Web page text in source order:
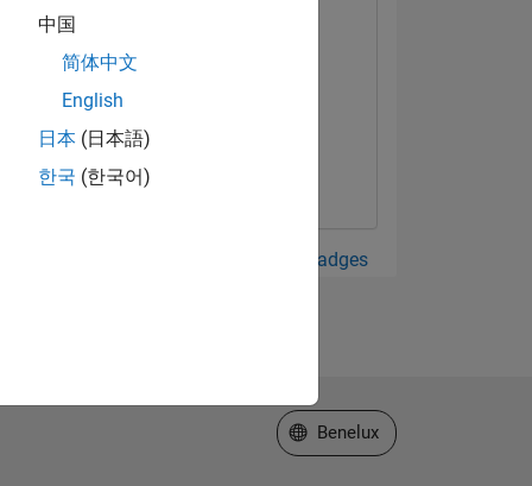
View all Badges
中国
简体中文
English
日本 (日本語)
한국 (한국어)
Select a Web Site
Benelux